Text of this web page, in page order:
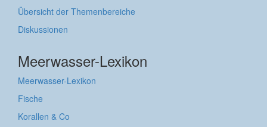
Übersicht der Themenbereiche
Diskussionen
Meerwasser-Lexikon
Meerwasser-Lexikon
Fische
Korallen & Co